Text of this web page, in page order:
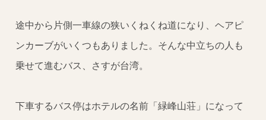
途中から片側一車線の狭いくねくね道になり、ヘアピ
ンカーブがいくつもありました。そんな中立ちの人も
乗せて進むバス、さすが台湾。
下車するバス停はホテルの名前「緑峰山荘」になって